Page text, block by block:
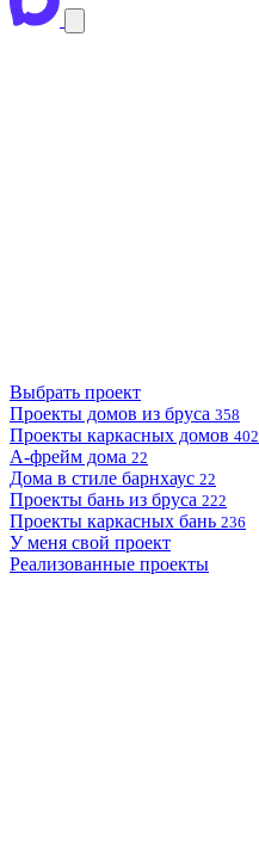
Выбрать проект
Проекты домов из бруса 358
Проекты каркасных домов 402
А-фрейм дома 22
Дома в стиле барнхаус 22
Проекты бань из бруса 222
Проекты каркасных бань 236
У меня свой проект
Реализованные проекты